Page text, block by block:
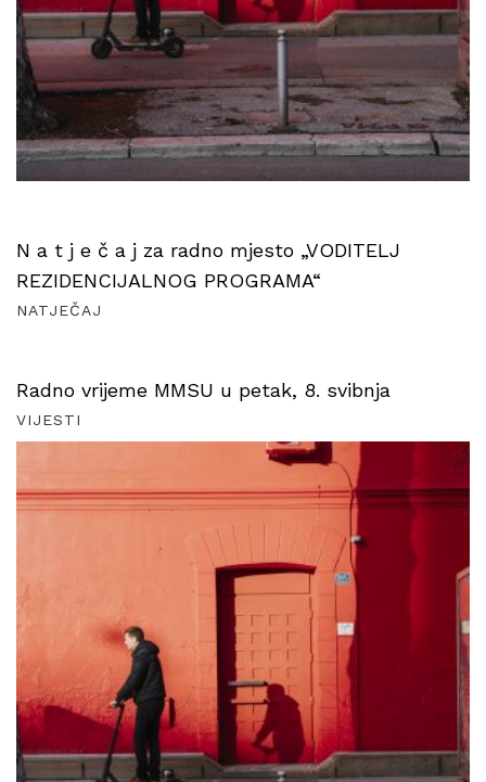
N a t j e č a j za radno mjesto „VODITELJ
REZIDENCIJALNOG PROGRAMA“
NATJEČAJ
Radno vrijeme MMSU u petak, 8. svibnja
VIJESTI